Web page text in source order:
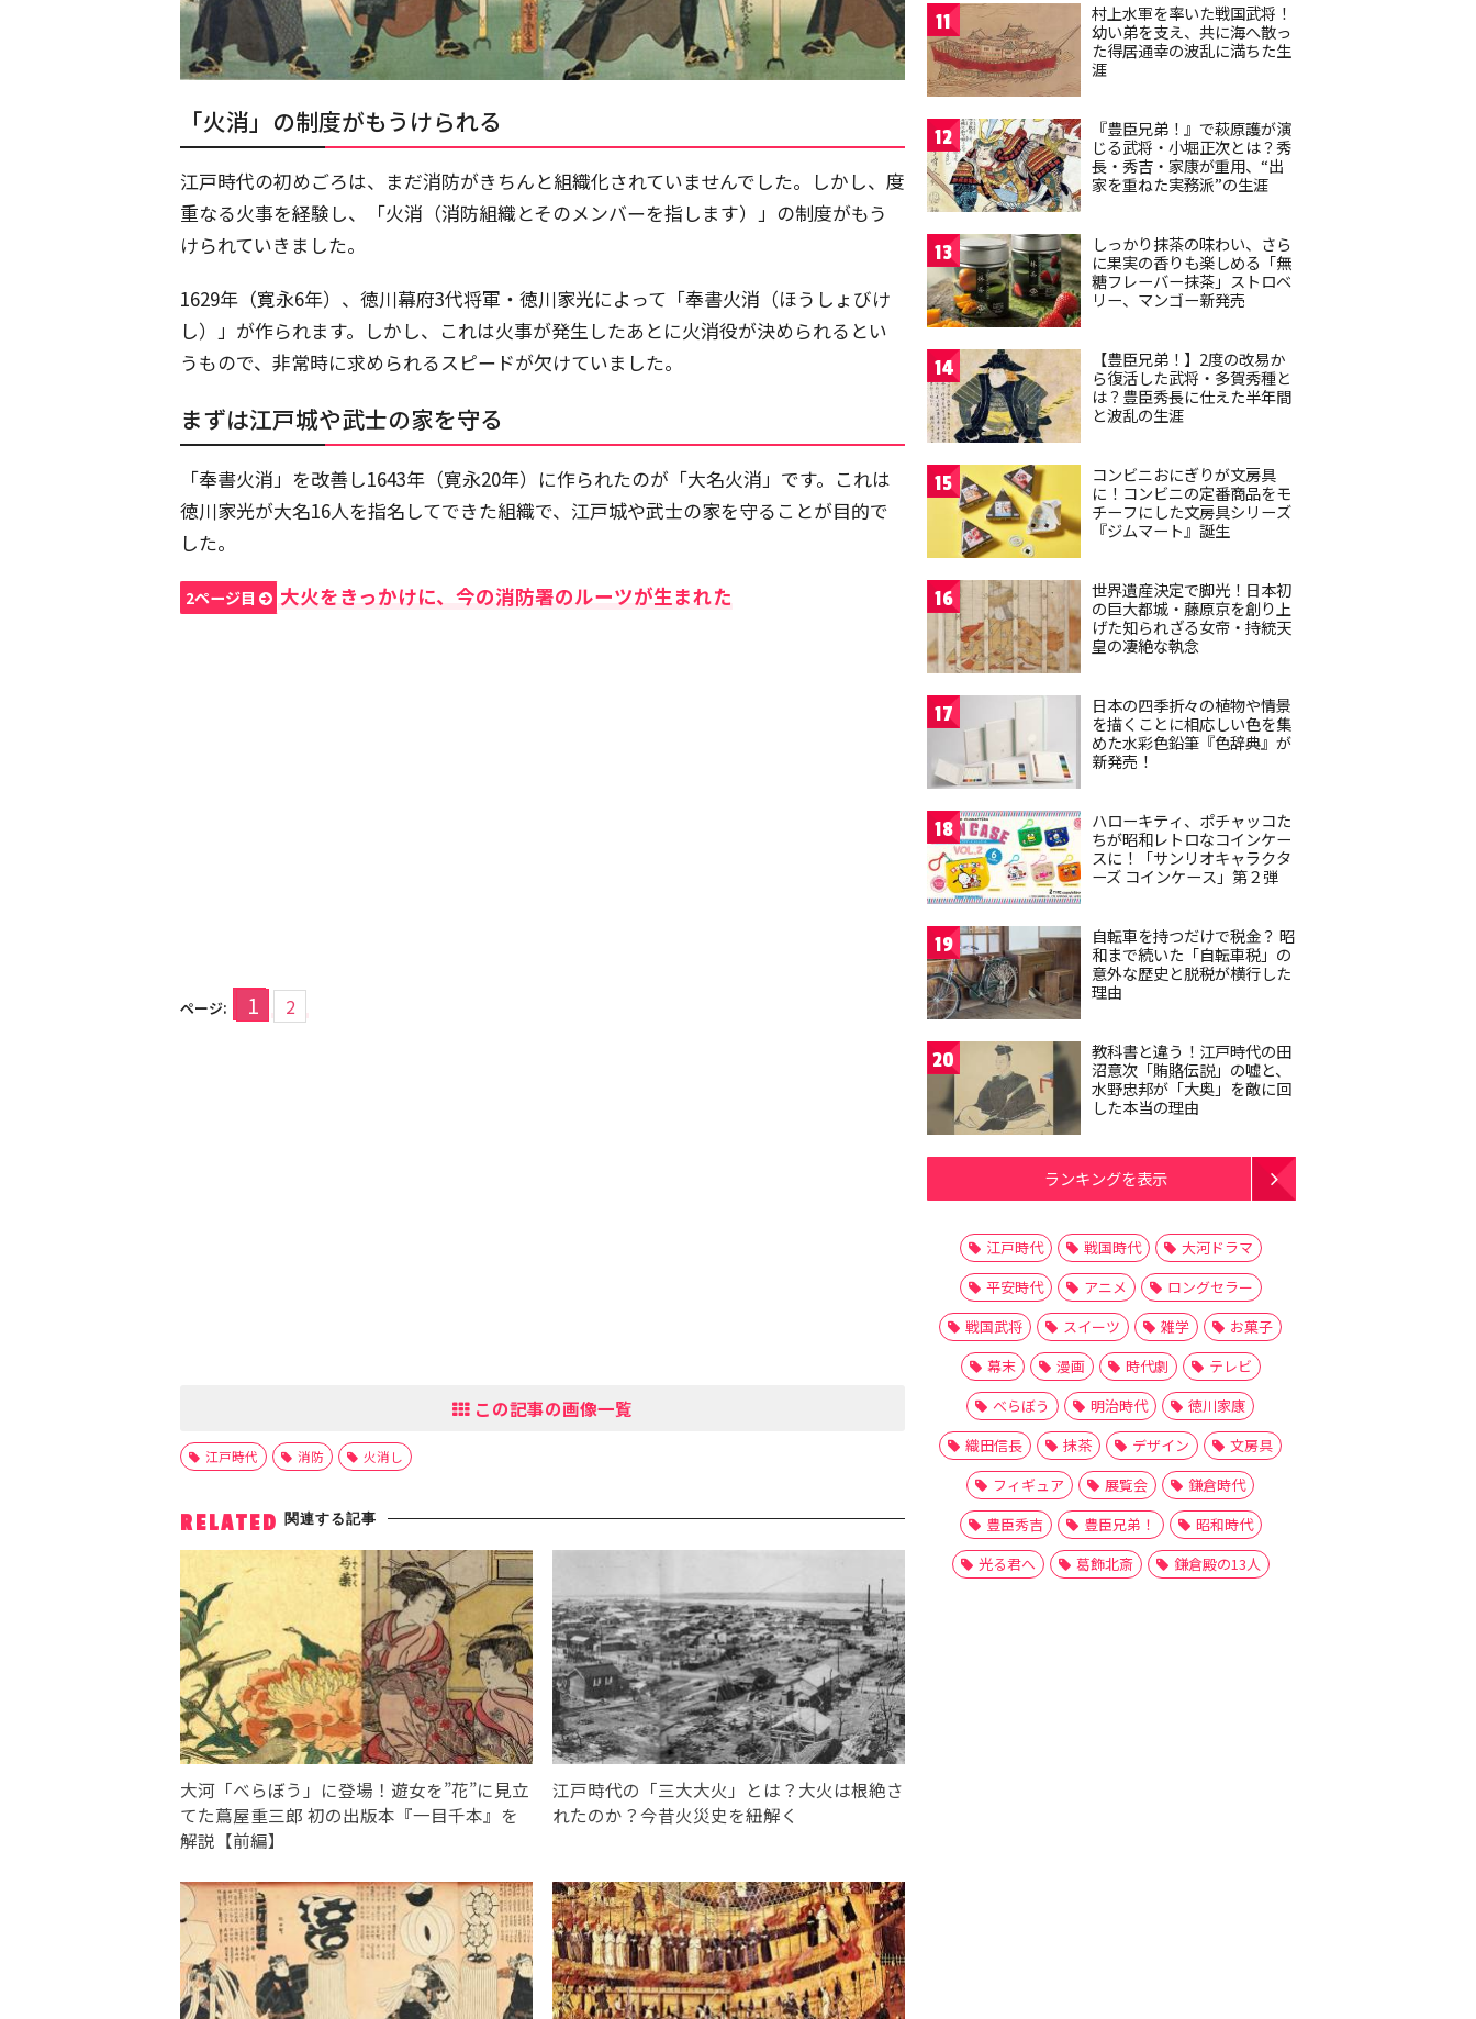
「火消」の制度がもうけられる
江戸時代の初めごろは、まだ消防がきちんと組織化されていませんでした。しかし、度
重なる火事を経験し、「火消（消防組織とそのメンバーを指します）」の制度がもう
けられていきました。
1629年（寛永6年）、徳川幕府3代将軍・徳川家光によって「奉書火消（ほうしょびけ
し）」が作られます。しかし、これは火事が発生したあとに火消役が決められるとい
うもので、非常時に求められるスピードが欠けていました。
まずは江戸城や武士の家を守る
「奉書火消」を改善し1643年（寛永20年）に作られたのが「大名火消」です。これは
徳川家光が大名16人を指名してできた組織で、江戸城や武士の家を守ることが目的で
した。
2ページ目 大火をきっかけに、今の消防署のルーツが生まれた
ページ: 1 2
この記事の画像一覧
江戸時代 消防 火消し
RELATED 関連する記事
大河「べらぼう」に登場！遊女を”花”に見立
てた蔦屋重三郎 初の出版本『一目千本』を
解説【前編】
江戸時代の「三大大火」とは？大火は根絶さ
れたのか？今昔火災史を紐解く
11
村上水軍を率いた戦国武将！
幼い弟を支え、共に海へ散っ
た得居通幸の波乱に満ちた生
涯
12
『豊臣兄弟！』で萩原護が演
じる武将・小堀正次とは？秀
長・秀吉・家康が重用、“出
家を重ねた実務派”の生涯
13
しっかり抹茶の味わい、さら
に果実の香りも楽しめる「無
糖フレーバー抹茶」ストロベ
リー、マンゴー新発売
14
【豊臣兄弟！】2度の改易か
ら復活した武将・多賀秀種と
は？豊臣秀長に仕えた半年間
と波乱の生涯
15
コンビニおにぎりが文房具
に！コンビニの定番商品をモ
チーフにした文房具シリーズ
『ジムマート』誕生
16
世界遺産決定で脚光！日本初
の巨大都城・藤原京を創り上
げた知られざる女帝・持統天
皇の凄絶な執念
17
日本の四季折々の植物や情景
を描くことに相応しい色を集
めた水彩色鉛筆『色辞典』が
新発売！
18
ハローキティ、ポチャッコた
ちが昭和レトロなコインケー
スに！「サンリオキャラクタ
ーズ コインケース」第２弾
19
自転車を持つだけで税金？ 昭
和まで続いた「自転車税」の
意外な歴史と脱税が横行した
理由
20
教科書と違う！江戸時代の田
沼意次「賄賂伝説」の嘘と、
水野忠邦が「大奥」を敵に回
した本当の理由
ランキングを表示
江戸時代 戦国時代
大河ドラマ
平安時代
アニメ
ロングセラー
戦国武将
スイーツ 雑学
お菓子
幕末
漫画 時代劇
テレビ
べらぼう
明治時代
徳川家康
織田信長
抹茶 デザイン
文房具
フィギュア
展覧会
鎌倉時代
豊臣秀吉
豊臣兄弟！
昭和時代
光る君へ
葛飾北斎 鎌倉殿の13人